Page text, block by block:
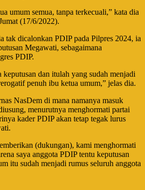
umum semua, tanpa terkecuali,” kata dia
(17/6/2022).
tak dicalonkan PDIP pada Pilpres 2024, ia
Megawati, sebagaimana
PDIP.
keputusan dan itulah yang sudah menjadi
penuh ibu ketua umum,” jelas dia.
NasDem di mana namanya masuk
menurutnya menghormati partai
kader PDIP akan tetap tegak lurus
(dukungan), kami menghormati
saya anggota PDIP tentu keputusan
itu sudah menjadi rumus seluruh anggota